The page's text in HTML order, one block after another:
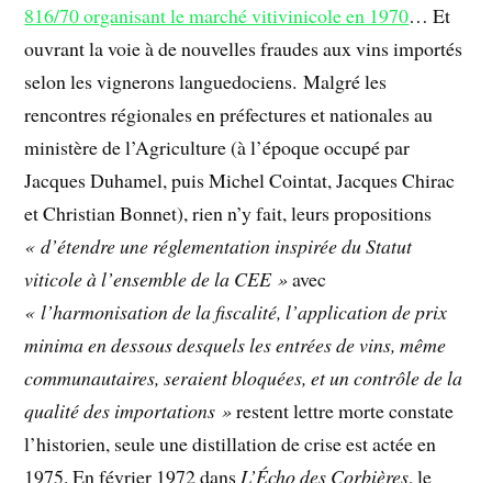
816/70 organisant le marché vitivinicole en 1970… Et
ouvrant la voie à de nouvelles fraudes aux vins importés
selon les vignerons languedociens. Malgré les
rencontres régionales en préfectures et nationales au
ministère de l’Agriculture (à l’époque occupé par
Jacques Duhamel, puis Michel Cointat, Jacques Chirac
et Christian Bonnet), rien n’y fait, leurs propositions
« d’étendre une réglementation inspirée du Statut
viticole à l’ensemble de la CEE »avec
« l’harmonisation de la fiscalité, l’application de prix
minima en dessous desquels les entrées de vins, même
communautaires, seraient bloquées, et un contrôle de la
qualité des importations »restent lettre morte constate
l’historien, seule une distillation de crise est actée en
1975. En février 1972 dans L’Écho des Corbières, le